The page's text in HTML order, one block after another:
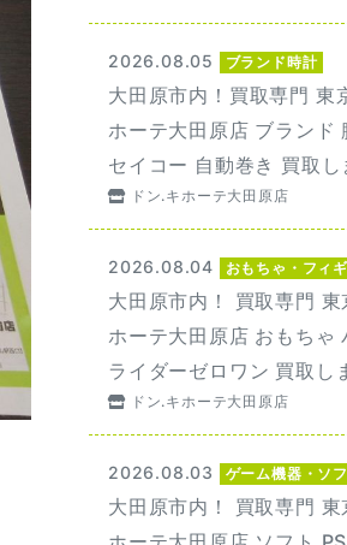
2026.08.05 ブランド時計
大田原市内！買取専門 東
ホーテ大田原店 ブランド
セイコー 自動巻き 買取し
ドン.キホーテ大田原店
2026.08.04 おもちゃ・フィ
大田原市内！ 買取専門 東
ホーテ大田原店 おもちゃ
ライダーゼロワン 買取し
ドン.キホーテ大田原店
2026.08.03 ゲーム機器・ソ
大田原市内！ 買取専門 東